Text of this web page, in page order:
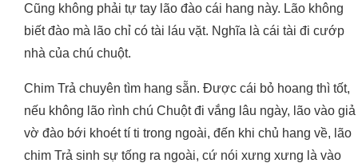
Cũng không phải tự tay lão đào cái hang này. Lão không
biết đào mà lão chỉ có tài láu vặt. Nghĩa là cái tài đi cướp
nhà của chú chuột.
Chim Trả chuyên tìm hang sẵn. Được cái bỏ hoang thì tốt,
nếu không lão rình chú Chuột đi vắng lâu ngày, lão vào giả
vờ đào bới khoét tí ti trong ngoài, đến khi chủ hang về, lão
chim Trả sinh sự tống ra ngoài, cứ nói xưng xưng là vào